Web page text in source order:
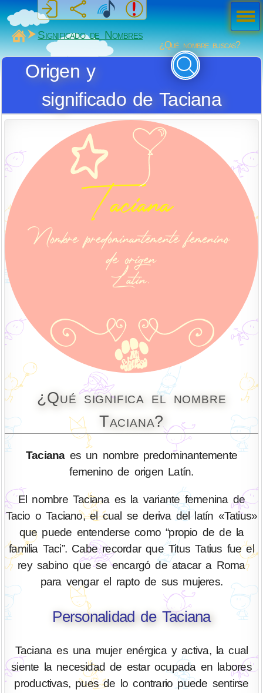
MiSabueso
Significado de Nombres
¿Qué nombre buscas?
Origen y
significado de Taciana
¿Qué significa el nombre
Taciana?
Tacianaes un nombre predominantemente
femenino de origen Latín.
El nombre Taciana es la variante femenina de
Tacio o Taciano, el cual se deriva del latín «Tatius»
que puede entenderse como “propio de de la
familia Taci”. Cabe recordar que Titus Tatius fue el
rey sabino que se encargó de atacar a Roma
para vengar el rapto de sus mujeres.
Personalidad de Taciana
Taciana es una mujer enérgica y activa, la cual
siente la necesidad de estar ocupada en labores
productivas, pues de lo contrario puede sentirse
Men
ú